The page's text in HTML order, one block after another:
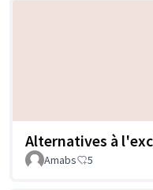
Alternatives à
Amabs 5